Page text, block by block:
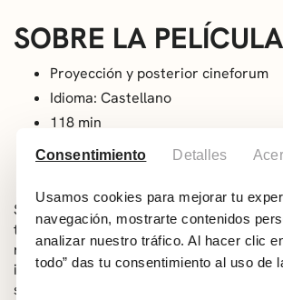
Consentimiento Detalles
Usamos cookies para mejorar tu
navegación, mostrarte contenidos
analizar nuestro tráfico. Al hacer clic
todo” das tu consentimiento al uso de
SOBRE LA PELÍCULA
Proyección y posterior cineforum
Idioma: Castellano
118 min
A partir de 16 años
Sinopsis: «Chinas» es la historia de
tres chicas de origen chino que viven en
realidades completamente opuestas.
inmigrantes chinos, tiene 9 años y su
su cumpleaños en el Burger King,